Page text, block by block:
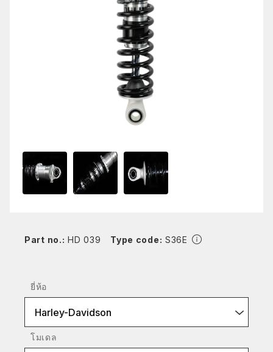
Part no.: HD 039 Type code: S36E
ยี่ห้อ
Harley-Davidson
โมเดล